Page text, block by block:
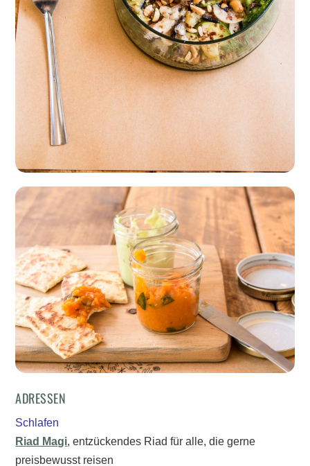
ADRESSEN
Schlafen
Riad Magi, entzückendes Riad für alle, die gerne
preisbewusst reisen